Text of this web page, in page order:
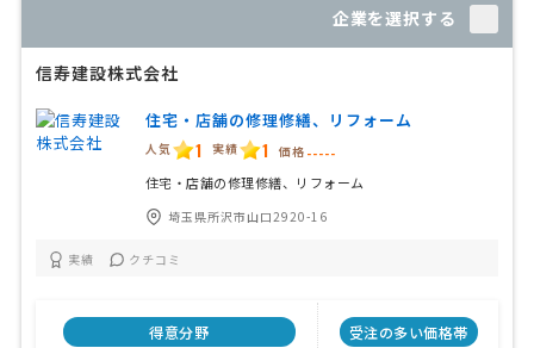
企業を選択する
信寿建設株式会社
住宅・店舗の修理修繕、リフォーム
人気 1 実績 1 価格 -----
住宅・店舗の修理修繕、リフォーム
埼玉県所沢市山口2920-16
実績 クチコミ
得意分野
受注の多い価格帯